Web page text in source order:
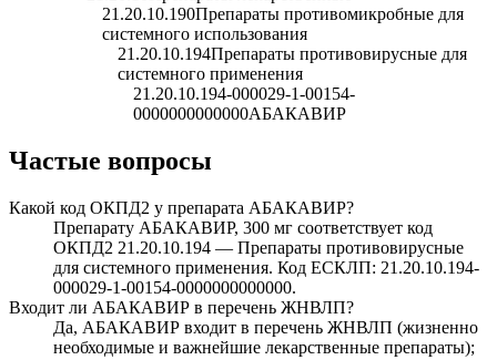
21.20.10.190Препараты противомикробные для
системного использования
21.20.10.194Препараты противовирусные для
системного применения
21.20.10.194-000029-1-00154-
0000000000000АБАКАВИР
Частые вопросы
Какой код ОКПД2 у препарата АБАКАВИР?
Препарату АБАКАВИР, 300 мг соответствует код
ОКПД2 21.20.10.194 — Препараты противовирусные
для системного применения. Код ЕСКЛП: 21.20.10.194-
000029-1-00154-0000000000000.
Входит ли АБАКАВИР в перечень ЖНВЛП?
Да, АБАКАВИР входит в перечень ЖНВЛП (жизненно
необходимые и важнейшие лекарственные препараты);